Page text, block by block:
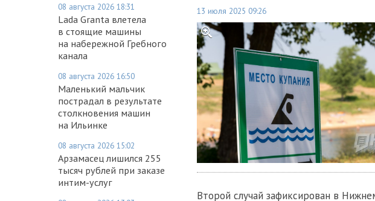
08 августа 2026 18:31
Lada Granta влетела
в стоящие машины
на набережной Гребного
канала
08 августа 2026 16:50
Маленький мальчик
пострадал в результате
столкновения машин
на Ильинке
08 августа 2026 15:02
Арзамасец лишился 255
тысяч рублей при заказе
интим-услуг
13 июля 2025 09:26
Второй случай зафиксирован в